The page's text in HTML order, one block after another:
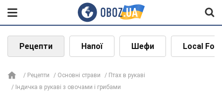
Рецепти Напої Шефи Local
Рецепти Основні страви
Птах в рукаві
Індичка в рукаві з овочами і грибами